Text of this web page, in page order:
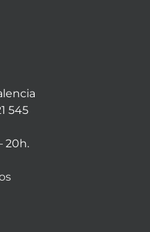
545
20h.